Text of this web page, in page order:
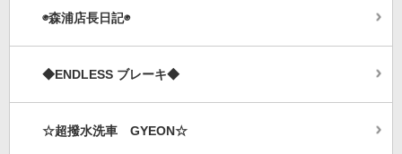
◉森浦店長日記◉
◆ENDLESS ブレーキ◆
☆超撥水洗車 GYEON☆